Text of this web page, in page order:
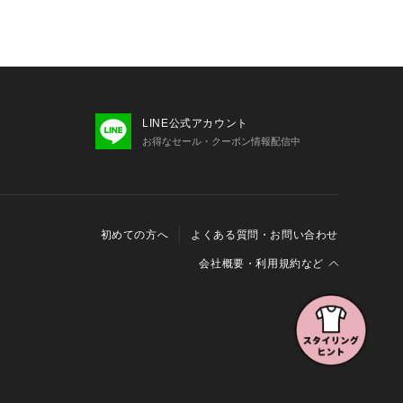
LINE公式アカウント
お得なセール・クーポン情報配信中
初めての方へ よくある質問・お問い合わせ
会社概要・利用規約など
特定商取引に関する法律に基づく表示
Cookieおよびアクセスログについて
三井不動産グループ ソーシャルメディアガイドライン